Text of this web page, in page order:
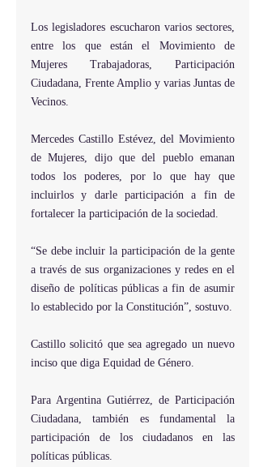
Los legisladores escucharon varios sectores,
entre los que están el Movimiento de
Mujeres Trabajadoras, Participación
Ciudadana, Frente Amplio y varias Juntas de
Vecinos.
Mercedes Castillo Estévez, del Movimiento
de Mujeres, dijo que del pueblo emanan
todos los poderes, por lo que hay que
incluirlos y darle participación a fin de
fortalecer la participación de la sociedad.
“Se debe incluir la participación de la gente
a través de sus organizaciones y redes en el
diseño de políticas públicas a fin de asumir
Castillo solicitó que sea agregado un nuevo
inciso que diga Equidad de Género.
Para Argentina Gutiérrez, de Participación
Ciudadana, también es fundamental la
participación de los ciudadanos en las
políticas públicas.